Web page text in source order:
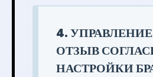
4. УПРАВЛЕНИЕ
ОТЗЫВ
НАСТРОЙКИ